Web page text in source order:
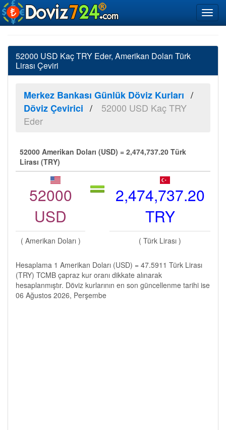
52000 USD Kaç TRY Eder, Amerikan Doları Türk
Lirası Çeviri
Merkez Bankası Günlük Döviz Kurları
Döviz Çevirici
52000 USD Kaç TRY
Eder
52000 Amerikan Doları (USD) = 2,474,737.20 Türk
Lirası (TRY)
52000
USD
2,474,737.20
TRY
( Amerikan Doları ) ( Türk Lirası )
Hesaplama 1 Amerikan Doları (USD) = 47.5911 Türk Lirası
(TRY) TCMB çapraz kur oranı dikkate alınarak
hesaplanmıştır. Döviz kurlarının en son güncellenme tarihi ise
06 Ağustos 2026, Perşembe